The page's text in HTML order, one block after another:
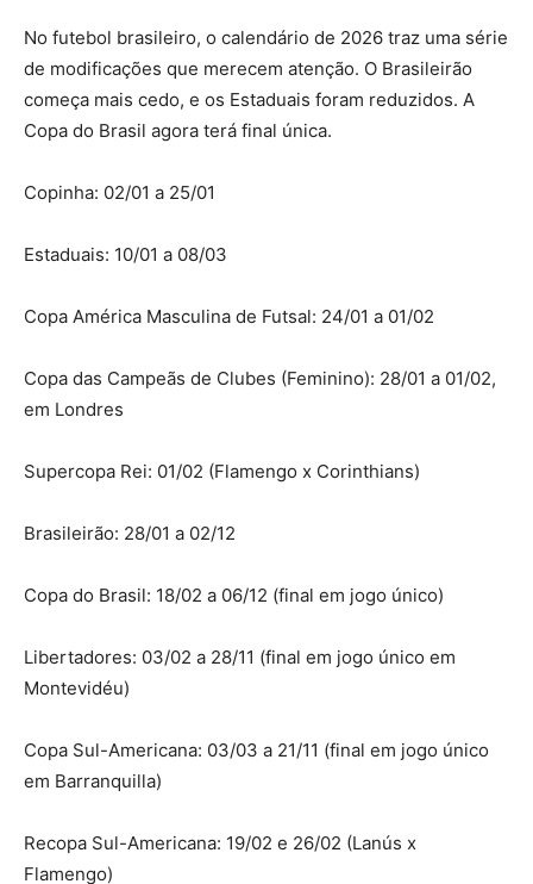
No futebol brasileiro, o calendário de 2026 traz uma série
de modificações que merecem atenção. O Brasileirão
começa mais cedo, e os Estaduais foram reduzidos. A
Copa do Brasil agora terá final única.
Copinha: 02/01 a 25/01
Estaduais: 10/01 a 08/03
Copa América Masculina de Futsal: 24/01 a 01/02
Copa das Campeãs de Clubes (Feminino): 28/01 a 01/02,
em Londres
Supercopa Rei: 01/02 (Flamengo x Corinthians)
Brasileirão: 28/01 a 02/12
Copa do Brasil: 18/02 a 06/12 (final em jogo único)
Libertadores: 03/02 a 28/11 (final em jogo único em
Montevidéu)
Copa Sul-Americana: 03/03 a 21/11 (final em jogo único
em Barranquilla)
Recopa Sul-Americana: 19/02 e 26/02 (Lanús x
Flamengo)